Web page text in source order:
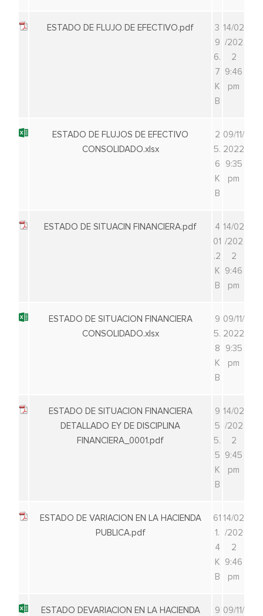
ESTADO DE FLUJO DE EFECTIVO.pdf
3
9
6.
7
K
B
14/02
/202
2
9:46
pm
ESTADO DE FLUJOS DE EFECTIVO
CONSOLIDADO.xlsx
2
5.
6
K
B
09/11/
2022
9:35
pm
ESTADO DE SITUACIN FINANCIERA.pdf
4
01
.2
K
B
14/02
/202
2
9:46
pm
ESTADO DE SITUACION FINANCIERA
CONSOLIDADO.xlsx
9
5.
8
K
B
09/11/
2022
9:35
pm
ESTADO DE SITUACION FINANCIERA
DETALLADO EY DE DISCIPLINA
FINANCIERA_0001.pdf
9
5
5.
5
K
B
14/02
/202
2
9:45
pm
ESTADO DE VARIACION EN LA HACIENDA
PUBLICA.pdf
61
1.
4
K
B
14/02
/202
2
9:46
pm
ESTADO DEVARIACION EN LA HACIENDA
9 09/11/